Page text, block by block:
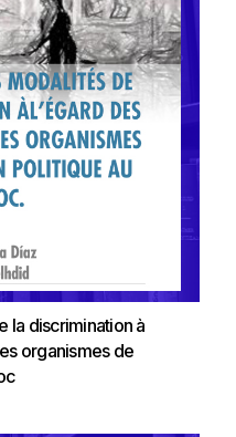
la discrimination à
organismes de